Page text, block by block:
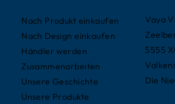
Vaya
5555
Die
Nach Produkt einkaufen
Nach Design einkaufen
Händler werden
Zusammenarbeiten
Unsere Geschichte
Unsere Produkte